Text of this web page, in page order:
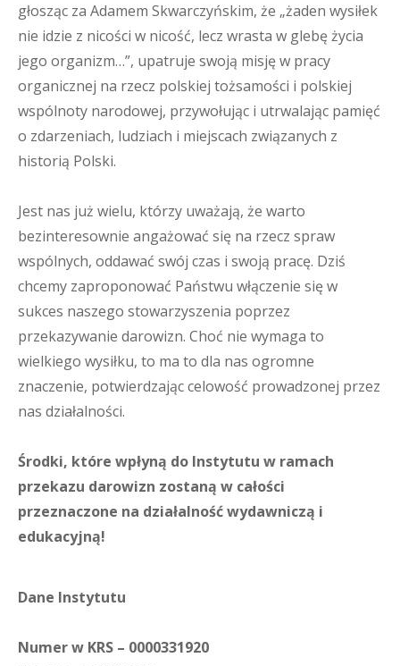
głosząc za Adamem Skwarczyńskim, że „żaden wysiłek
nie idzie z nicości w nicość, lecz wrasta w glebę życia
jego organizm…”, upatruje swoją misję w pracy
organicznej na rzecz polskiej tożsamości i polskiej
wspólnoty narodowej, przywołując i utrwalając pamięć
o zdarzeniach, ludziach i miejscach związanych z
historią Polski.
Jest nas już wielu, którzy uważają, że warto
bezinteresownie angażować się na rzecz spraw
wspólnych, oddawać swój czas i swoją pracę. Dziś
chcemy zaproponować Państwu włączenie się w
sukces naszego stowarzyszenia poprzez
przekazywanie darowizn. Choć nie wymaga to
wielkiego wysiłku, to ma to dla nas ogromne
znaczenie, potwierdzając celowość prowadzonej przez
nas działalności.
Środki, które wpłyną do Instytutu w ramach
przekazu darowizn zostaną w całości
przeznaczone na działalność wydawniczą i
edukacyjną!
Dane Instytutu
Numer w KRS – 0000331920